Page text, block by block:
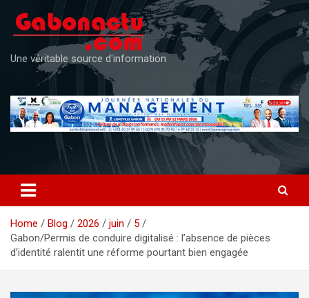
content
Une véritable source d'information
Home Blog 2026 juin
5
Gabon/Permis de conduire digitalisé : l’absence de pièces
d’identité ralentit une réforme pourtant bien engagée